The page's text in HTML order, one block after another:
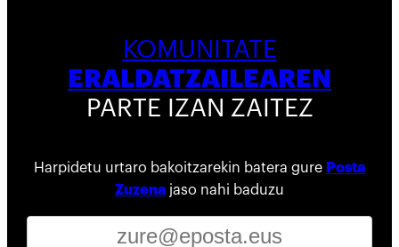
KOMUNITATE
ERALDATZAILEAREN
PARTE IZAN ZAITEZ
Harpidetu urtaro bakoitzarekin batera gure Posta
Zuzena jaso nahi baduzu